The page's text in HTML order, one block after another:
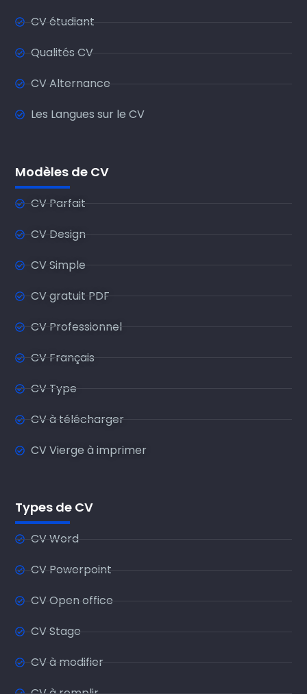
CV étudiant
Qualités CV
CV Alternance
Les Langues sur le CV
Modèles de CV
CV Parfait
CV Design
CV Simple
CV gratuit PDF
CV Professionnel
CV Français
CV Type
CV à télécharger
CV Vierge à imprimer
Types de CV
CV Word
CV Powerpoint
CV Open office
CV Stage
CV à modifier